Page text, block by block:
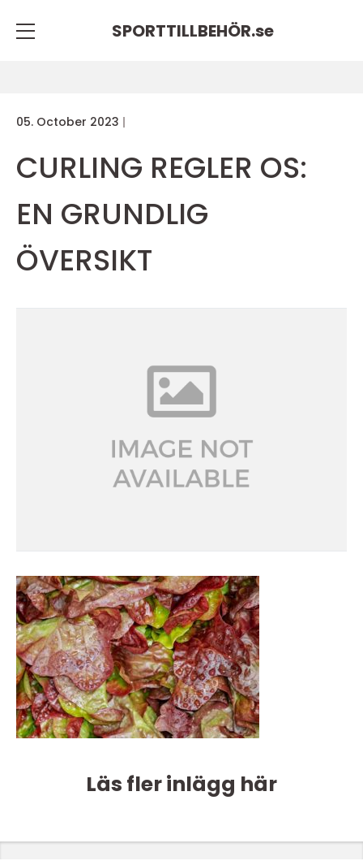
SPORTTILLBEHÖR.se
05. October 2023
CURLING REGLER OS:
EN GRUNDLIG
ÖVERSIKT
Läs fler inlägg här